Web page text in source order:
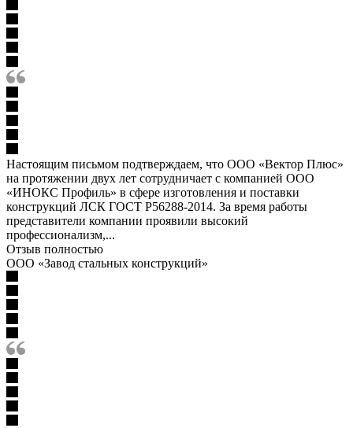
Настоящим письмом подтверждаем, что ООО «Вектор Плюс»
на протяжении двух лет сотрудничает с компанией ООО
«ИНОКС Профиль» в сфере изготовления и поставки
конструкций ЛСК ГОСТ Р56288-2014. За время работы
представители компании проявили высокий
профессионализм,...
Отзыв полностью
ООО «Завод стальных конструкций»